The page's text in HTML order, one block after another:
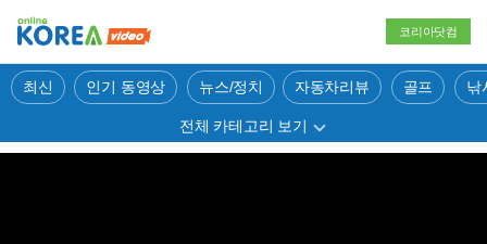
코리아닷컴
최신 인기 동영상 뉴스/정치 자동차리뷰 골프 낚
전체 카테고리 보기